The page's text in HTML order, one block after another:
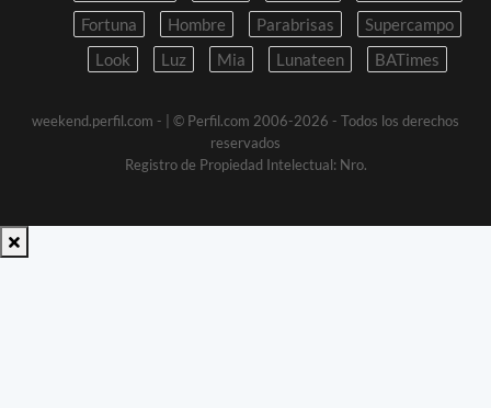
Fortuna
Hombre Parabrisas
Supercampo
Look
Luz Mia Lunateen BATimes
weekend.perfil.com -
| © Perfil.com 2006-2026 - Todos los derechos
reservados
Registro de Propiedad Intelectual: Nro.